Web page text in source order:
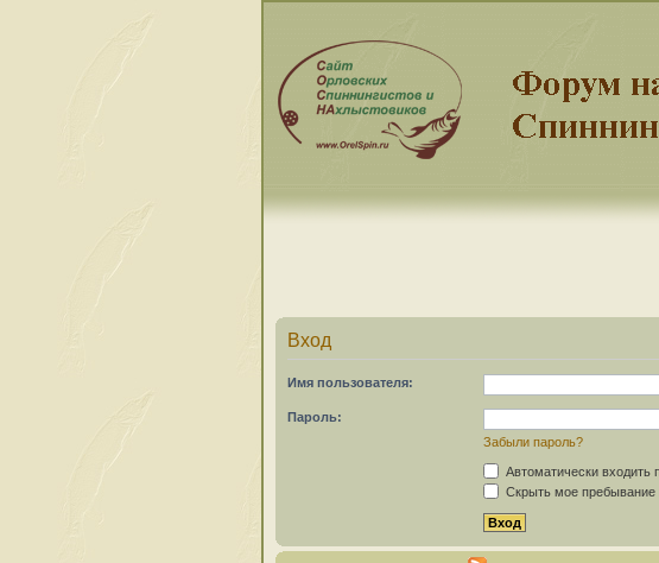
Вход
Имя пользователя:
Пароль:
Забыли пароль?
Автоматически
Скрыть мое пребывание